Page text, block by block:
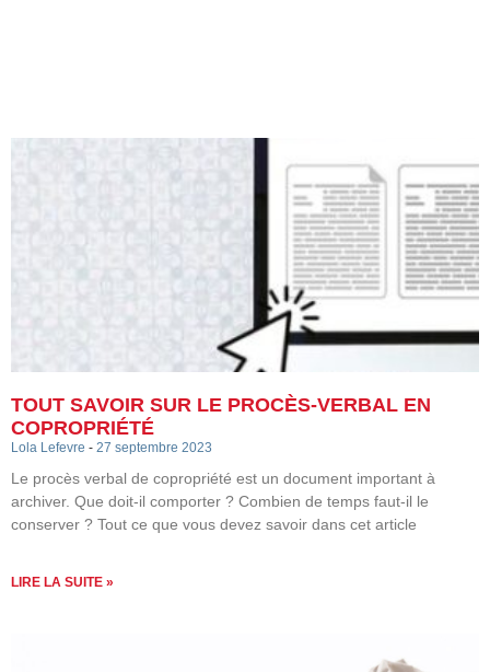
TOUT SAVOIR SUR LE PROCÈS-VERBAL EN
COPROPRIÉTÉ
Lola Lefevre 27 septembre 2023
Le procès verbal de copropriété est un document important à
archiver. Que doit-il comporter ? Combien de temps faut-il le
conserver ? Tout ce que vous devez savoir dans cet article
LIRE LA SUITE »